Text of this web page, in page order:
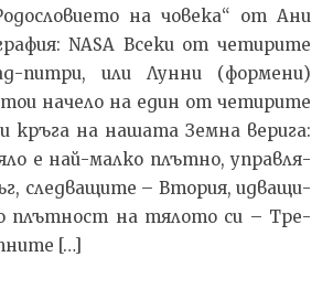
на човека“ от Ани
NASA Все­ки от чети­ри­те
пит­ри, или Лун­ни (фор­ме­ни)
начело на един от чети­ри­те
кръ­га на на­ша­та Зем­на ве­ри­га:
е най-мал­ко плът­но, уп­рав­ля­
след­ва­щи­те – Вто­рия, ид­ва­щи­
плът­ност на тя­ло­то си – Тре­
[…]